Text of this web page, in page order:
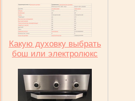
Какую духовку выбрать
бош или электролюкс